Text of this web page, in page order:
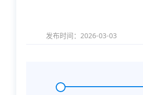
发布时间：2026-03-03